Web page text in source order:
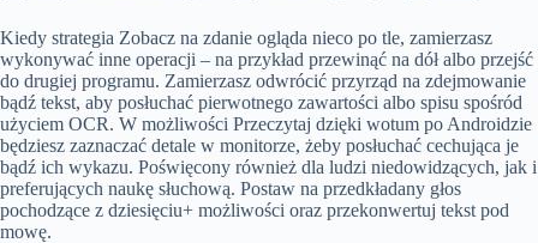
Kiedy strategia Zobacz na zdanie ogląda nieco po tle, zamierzasz
wykonywać inne operacji – na przykład przewinąć na dół albo przejść
do drugiej programu. Zamierzasz odwrócić przyrząd na zdejmowanie
bądź tekst, aby posłuchać pierwotnego zawartości albo spisu spośród
użyciem OCR. W możliwości Przeczytaj dzięki wotum po Androidzie
będziesz zaznaczać detale w monitorze, żeby posłuchać cechująca je
bądź ich wykazu. Poświęcony również dla ludzi niedowidzących, jak i
preferujących naukę słuchową. Postaw na przedkładany głos
pochodzące z dziesięciu+ możliwości oraz przekonwertuj tekst pod
mowę.